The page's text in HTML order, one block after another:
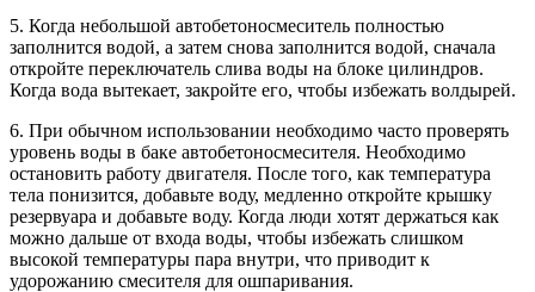
5. Когда небольшой автобетоносмеситель полностью
заполнится водой, а затем снова заполнится водой, сначала
откройте переключатель слива воды на блоке цилиндров.
Когда вода вытекает, закройте его, чтобы избежать волдырей.
6. При обычном использовании необходимо часто проверять
уровень воды в баке автобетоносмесителя. Необходимо
остановить работу двигателя. После того, как температура
тела понизится, добавьте воду, медленно откройте крышку
резервуара и добавьте воду. Когда люди хотят держаться как
можно дальше от входа воды, чтобы избежать слишком
высокой температуры пара внутри, что приводит к
удорожанию смесителя для ошпаривания.